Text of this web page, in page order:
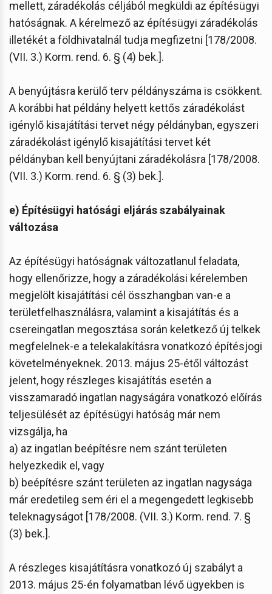
mellett, záradékolás céljából megküldi az építésügyi
hatóságnak. A kérelmező az építésügyi záradékolás
illetékét a földhivatalnál tudja megfizetni [178/2008.
(VII. 3.) Korm. rend. 6. § (4) bek.].
A benyújtásra kerülő terv példányszáma is csökkent.
A korábbi hat példány helyett kettős záradékolást
igénylő kisajátítási tervet négy példányban, egyszeri
záradékolást igénylő kisajátítási tervet két
példányban kell benyújtani záradékolásra [178/2008.
(VII. 3.) Korm. rend. 6. § (3) bek.].
e) Építésügyi hatósági eljárás szabályainak
változása
Az építésügyi hatóságnak változatlanul feladata,
hogy ellenőrizze, hogy a záradékolási kérelemben
megjelölt kisajátítási cél összhangban van-e a
területfelhasználásra, valamint a kisajátítás és a
csereingatlan megosztása során keletkező új telkek
megfelelnek-e a telekalakításra vonatkozó építésjogi
követelményeknek. 2013. május 25-étől változást
jelent, hogy részleges kisajátítás esetén a
visszamaradó ingatlan nagyságára vonatkozó előírás
teljesülését az építésügyi hatóság már nem
vizsgálja, ha
a) az ingatlan beépítésre nem szánt területen
helyezkedik el, vagy
b) beépítésre szánt területen az ingatlan nagysága
már eredetileg sem éri el a megengedett legkisebb
teleknagyságot [178/2008. (VII. 3.) Korm. rend. 7. §
(3) bek.].
A részleges kisajátításra vonatkozó új szabályt a
2013. május 25-én folyamatban lévő ügyekben is